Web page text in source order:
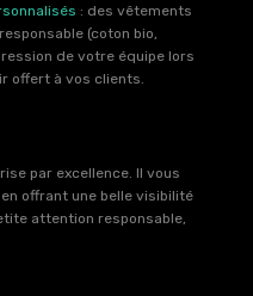
: des vêtements
(coton bio,
de votre équipe lors
offert à vos clients.
par excellence. Il vous
offrant une belle visibilité
attention responsable,